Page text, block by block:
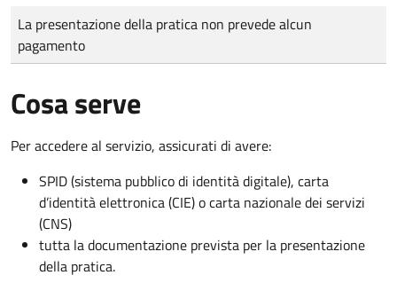
Tipo di pagamento
Importo
La presentazione della pratica non prevede alcun
pagamento
Cosa serve
Per accedere al servizio, assicurati di avere:
SPID (sistema pubblico di identità digitale), carta
d’identità elettronica (CIE) o carta nazionale dei servizi
(CNS)
tutta la documentazione prevista per la presentazione
della pratica.